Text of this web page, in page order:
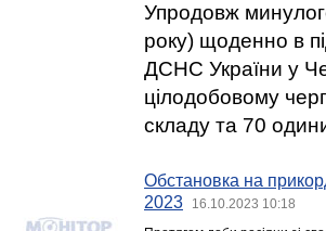
Упродовж
року) щоденно в
ДСНС України у
цілодобовому
складу та 70
Обстановка на
2023
16.10.2023 10:18